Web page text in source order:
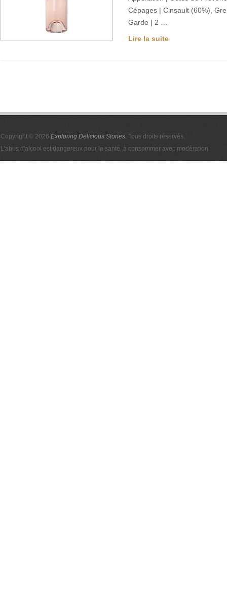
Cépages | Cinsault (60%),
Garde | 2 …
Lire la suite
Copyright © 2026 Exploring Delicious Stories. Tous droits réservés.
L'abus d'alcool est dangereux pour la santé, à consommer avec modération.